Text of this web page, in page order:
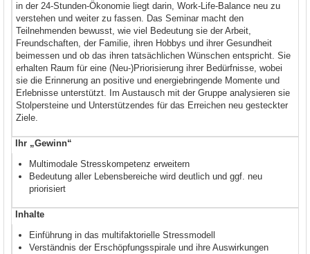
in der 24-Stunden-Ökonomie liegt darin, Work-Life-Balance neu zu
verstehen und weiter zu fassen. Das Seminar macht den
Teilnehmenden bewusst, wie viel Bedeutung sie der Arbeit,
Freundschaften, der Familie, ihren Hobbys und ihrer Gesundheit
beimessen und ob das ihren tatsächlichen Wünschen entspricht. Sie
erhalten Raum für eine (Neu-)Priorisierung ihrer Bedürfnisse, wobei
sie die Erinnerung an positive und energiebringende Momente und
Erlebnisse unterstützt. Im Austausch mit der Gruppe analysieren sie
Stolpersteine und Unterstützendes für das Erreichen neu gesteckter
Ziele.
Ihr „Gewinn“
Multimodale Stresskompetenz erweitern
Bedeutung aller Lebensbereiche wird deutlich und ggf. neu
priorisiert
Inhalte
Einführung in das multifaktorielle Stressmodell
Verständnis der Erschöpfungsspirale und ihre Auswirkungen